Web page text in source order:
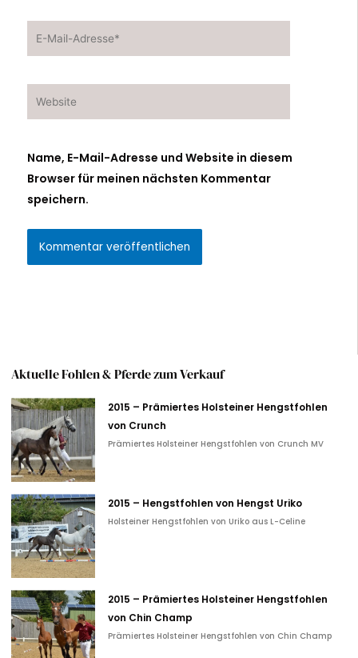
Name, E-Mail-Adresse und Website in diesem
Browser für meinen nächsten Kommentar
speichern.
Aktuelle Fohlen & Pferde zum Verkauf
2015 – Prämiertes Holsteiner Hengstfohlen
von Crunch
Prämiertes Holsteiner Hengstfohlen von Crunch MV
2015 – Hengstfohlen von Hengst Uriko
Holsteiner Hengstfohlen von Uriko aus L-Celine
2015 – Prämiertes Holsteiner Hengstfohlen
von Chin Champ
Prämiertes Holsteiner Hengstfohlen von Chin Champ